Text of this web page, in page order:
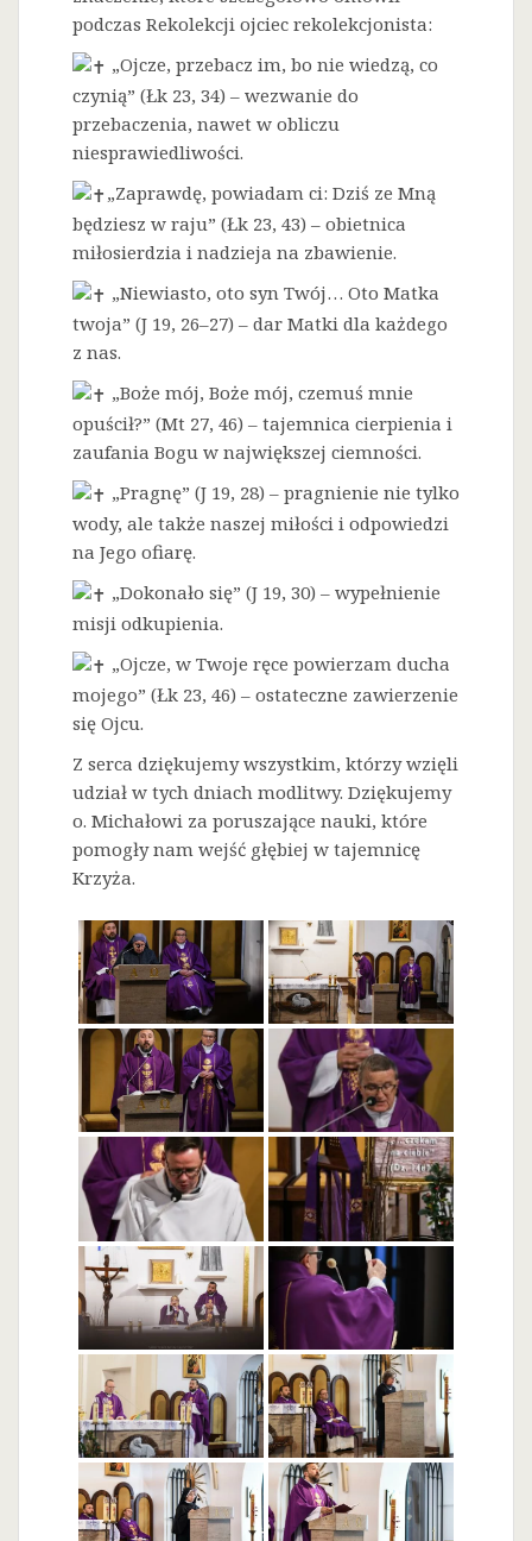
podczas Rekolekcji ojciec rekolekcjonista:
„Ojcze, przebacz im, bo nie wiedzą, co
czynią” (Łk 23, 34) – wezwanie do
przebaczenia, nawet w obliczu
niesprawiedliwości.
„Zaprawdę, powiadam ci: Dziś ze Mną
będziesz w raju” (Łk 23, 43) – obietnica
miłosierdzia i nadzieja na zbawienie.
„Niewiasto, oto syn Twój… Oto Matka
twoja” (J 19, 26–27) – dar Matki dla każdego
z nas.
„Boże mój, Boże mój, czemuś mnie
opuścił?” (Mt 27, 46) – tajemnica cierpienia i
zaufania Bogu w największej ciemności.
„Pragnę” (J 19, 28) – pragnienie nie tylko
wody, ale także naszej miłości i odpowiedzi
na Jego ofiarę.
„Dokonało się” (J 19, 30) – wypełnienie
misji odkupienia.
„Ojcze, w Twoje ręce powierzam ducha
mojego” (Łk 23, 46) – ostateczne zawierzenie
się Ojcu.
Z serca dziękujemy wszystkim, którzy wzięli
udział w tych dniach modlitwy. Dziękujemy
o. Michałowi za poruszające nauki, które
pomogły nam wejść głębiej w tajemnicę
Krzyża.